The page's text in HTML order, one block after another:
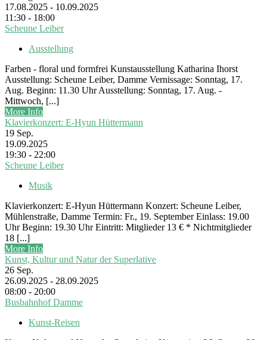
17.08.2025 - 10.09.2025
11:30 - 18:00
Scheune Leiber
Ausstellung
Farben - floral und formfrei Kunstausstellung Katharina Ihorst
Ausstellung: Scheune Leiber, Damme Vernissage: Sonntag, 17.
Aug. Beginn: 11.30 Uhr Ausstellung: Sonntag, 17. Aug. -
Mittwoch, [...]
More Info
Klavierkonzert: E-Hyun Hüttermann
19 Sep.
19.09.2025
19:30 - 22:00
Scheune Leiber
Musik
Klavierkonzert: E-Hyun Hüttermann Konzert: Scheune Leiber,
Mühlenstraße, Damme Termin: Fr., 19. September Einlass: 19.00
Uhr Beginn: 19.30 Uhr Eintritt: Mitglieder 13 € * Nichtmitglieder
18 [...]
More Info
Kunst, Kultur und Natur der Superlative
26 Sep.
26.09.2025 - 28.09.2025
08:00 - 20:00
Busbahnhof Damme
Kunst-Reisen